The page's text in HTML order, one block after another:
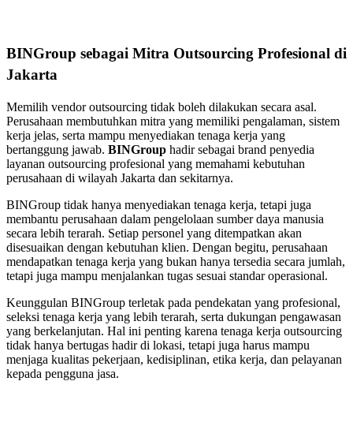
BINGroup sebagai Mitra Outsourcing Profesional di
Jakarta
Memilih vendor outsourcing tidak boleh dilakukan secara asal.
Perusahaan membutuhkan mitra yang memiliki pengalaman, sistem
kerja jelas, serta mampu menyediakan tenaga kerja yang
bertanggung jawab. BINGroup hadir sebagai brand penyedia
layanan outsourcing profesional yang memahami kebutuhan
perusahaan di wilayah Jakarta dan sekitarnya.
BINGroup tidak hanya menyediakan tenaga kerja, tetapi juga
membantu perusahaan dalam pengelolaan sumber daya manusia
secara lebih terarah. Setiap personel yang ditempatkan akan
disesuaikan dengan kebutuhan klien. Dengan begitu, perusahaan
mendapatkan tenaga kerja yang bukan hanya tersedia secara jumlah,
tetapi juga mampu menjalankan tugas sesuai standar operasional.
Keunggulan BINGroup terletak pada pendekatan yang profesional,
seleksi tenaga kerja yang lebih terarah, serta dukungan pengawasan
yang berkelanjutan. Hal ini penting karena tenaga kerja outsourcing
tidak hanya bertugas hadir di lokasi, tetapi juga harus mampu
menjaga kualitas pekerjaan, kedisiplinan, etika kerja, dan pelayanan
kepada pengguna jasa.